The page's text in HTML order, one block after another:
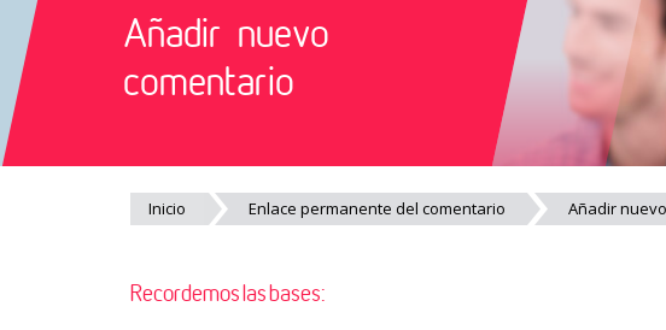
Añadir nuevo
comentario
Inicio Enlace permanente del comentario Añadir
Recordemos las bases: